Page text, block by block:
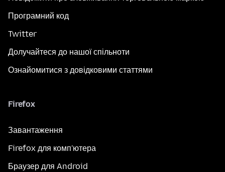
Програмний код
Twitter
Долучайтеся до нашої спільноти
Ознайомитися з довідковими статтями
Firefox
Завантаження
Firefox для комп'ютера
Браузер для Android